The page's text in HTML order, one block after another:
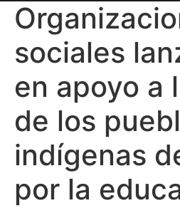
sociales
en apoyo a
de los
indígenas
por la